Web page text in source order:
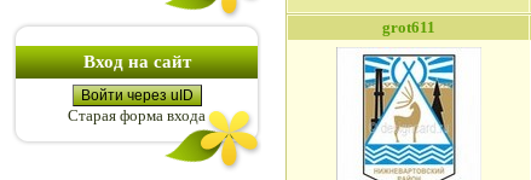
Вход на сайт
Войти через uID
Старая форма входа
grot611